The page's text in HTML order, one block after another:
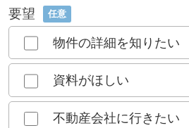
要望 任意
物件の詳細を知りたい
資料がほしい
不動産会社に行きたい